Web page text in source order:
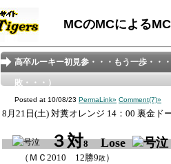
MCのMCによる
高卒ルーキー初見参・・・もう一歩・・
敗・・・）
Posted at 10/08/23 PermaLink» Comment(7)»
8月21 日(土) 対糞オレンジ 14：00 裏金ド
３対8Lose
（ ＭＣ2010 12勝9敗）